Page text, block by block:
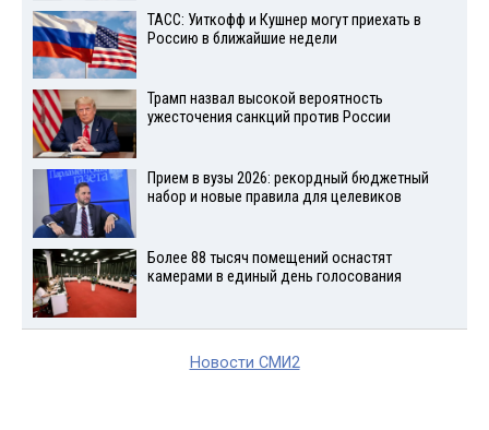
ТАСС: Уиткофф и Кушнер могут приехать в
Россию в ближайшие недели
Трамп назвал высокой вероятность
ужесточения санкций против России
Прием в вузы 2026: рекордный бюджетный
набор и новые правила для целевиков
Более 88 тысяч помещений оснастят
камерами в единый день голосования
Новости СМИ2